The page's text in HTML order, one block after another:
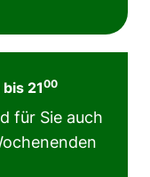
2100
für Sie auch